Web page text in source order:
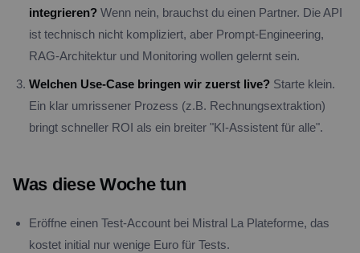
integrieren? Wenn nein, brauchst du einen Partner. Die API
ist technisch nicht kompliziert, aber Prompt-Engineering,
RAG-Architektur und Monitoring wollen gelernt sein.
Welchen Use-Case bringen wir zuerst live? Starte klein.
Ein klar umrissener Prozess (z.B. Rechnungsextraktion)
bringt schneller ROI als ein breiter "KI-Assistent für alle".
Was diese Woche tun
Eröffne einen Test-Account bei Mistral La Plateforme, das
kostet initial nur wenige Euro für Tests.